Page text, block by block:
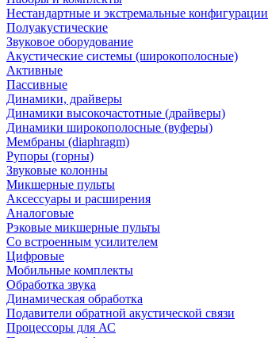
Нестандартные и экстремальные конфигурации
Полуакустические
Звуковое оборудование
Акустические системы (широкополосные)
Активные
Пассивные
Динамики, драйверы
Динамики высокочастотные (драйверы)
Динамики широкополосные (вуферы)
Мембраны (diaphragm)
Рупоры (горны)
Звуковые колонны
Микшерные пульты
Аксессуары и расширения
Аналоговые
Рэковые микшерные пульты
Со встроенным усилителем
Цифровые
Мобильные комплекты
Обработка звука
Динамическая обработка
Подавители обратной акустической связи
Процессоры для АС